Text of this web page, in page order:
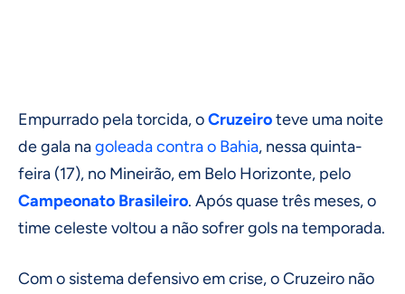
Empurrado pela torcida, oCruzeiroteve uma noite
de gala nagoleada contra o Bahia, nessa quinta-
feira (17), no Mineirão, em Belo Horizonte, pelo
Campeonato Brasileiro. Após quase três meses, o
time celeste voltou a não sofrer gols na temporada.
Com o sistema defensivo em crise, o Cruzeiro não